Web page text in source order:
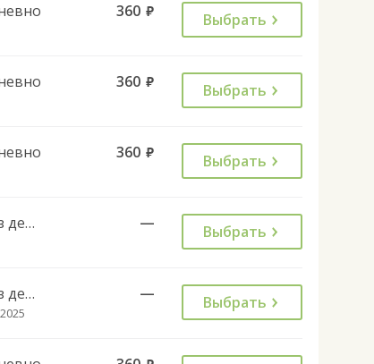
360 руб. Выбрать
360 руб. Выбрать
360 руб. Выбрать
Через день — Выбрать
Через день — Выбрать